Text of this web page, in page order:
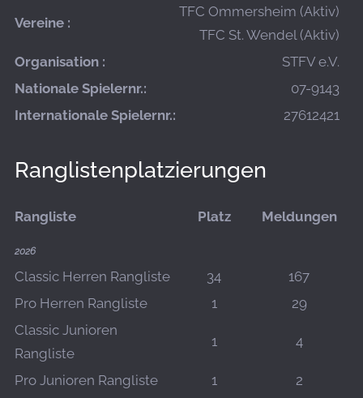
Vereine :
TFC Ommersheim (Aktiv)
TFC St. Wendel (Aktiv)
Organisation :
STFV e.V.
Nationale Spielernr.:
07-9143
Internationale Spielernr.:
27612421
Ranglistenplatzierungen
Rangliste Platz Meldungen
2026
Classic Herren Rangliste 34
167
Pro Herren Rangliste
1
29
Classic Junioren
Rangliste
1 4
Pro Junioren Rangliste 1
2